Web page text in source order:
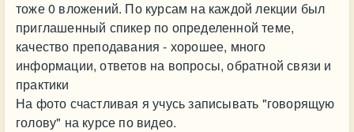
тоже 0 вложений. По курсам на каждой лекции был
приглашенный спикер по определенной теме,
качество преподавания - хорошее, много
информации, ответов на вопросы, обратной связи и
практики
На фото счастливая я учусь записывать "говорящую
голову" на курсе по видео.